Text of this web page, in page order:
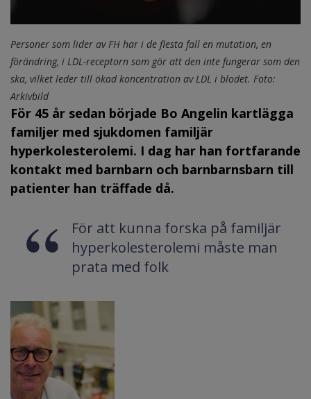
Personer som lider av FH har i de flesta fall en mutation, en
förändring, i LDL-receptorn som gör att den inte fungerar som den
ska, vilket leder till ökad koncentration av LDL i blodet. Foto:
Arkivbild
För 45 år sedan började Bo Angelin kartlägga
familjer med sjukdomen familjär
hyperkolesterolemi. I dag har han fortfarande
kontakt med barnbarn och barnbarnsbarn till
patienter han träffade då.
För att kunna forska på familjär
hyperkolesterolemi måste man
prata med folk